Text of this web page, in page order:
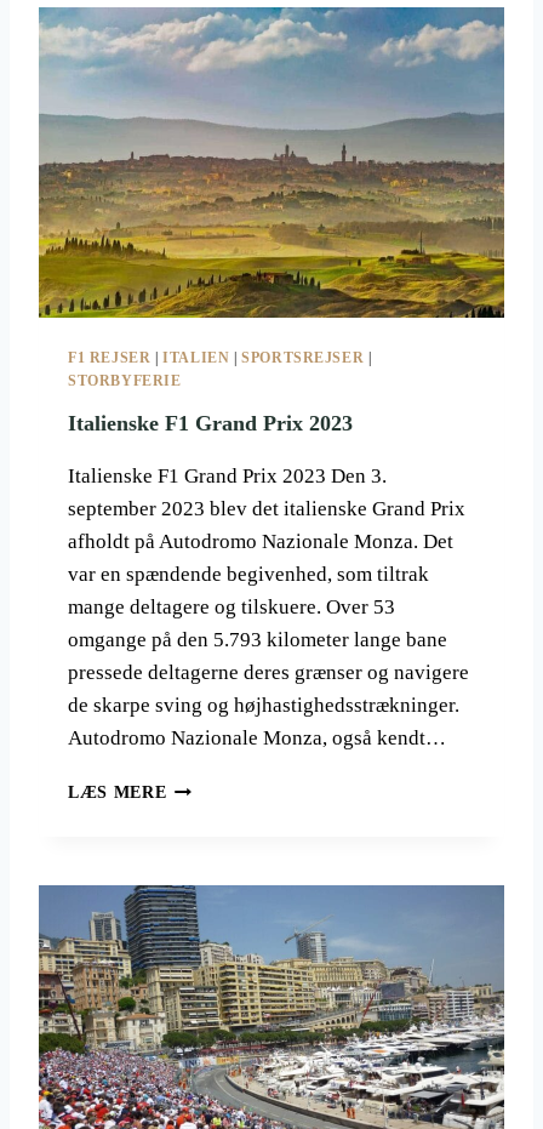
A
N
D
X
F1 REJSER |ITALIEN |SPORTSREJSER
STORBYFERIE
Italienske F1 Grand Prix 2023
Italienske F1 Grand Prix 2023 Den 3.
september 2023 blev det italienske Grand Prix
afholdt på Autodromo Nazionale Monza. Det
var en spændende begivenhed, som tiltrak
mange deltagere og tilskuere. Over 53
omgange på den 5.793 kilometer lange bane
pressede deltagerne deres grænser og navigere
de skarpe sving og højhastighedsstrækninger.
Autodromo Nazionale Monza, også kendt…
LÆS MERE
I
E
N
S
K
E
F
1
G
R